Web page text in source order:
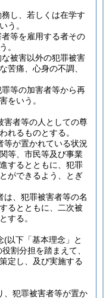
し、若しくは在学す
う。
等を雇用する者その
。
被害以外の犯罪被害
苦痛、心身の不調、
等の加害者等から再
をいう。
害者等の人としての尊
れるものとする。
等が置かれている状況
等、市民等及び事業
するとともに、犯罪
ができるよう、とぎ
は、犯罪被害者等の名
るとともに、二次被
する。
(以下「基本理念」と
割分担を踏まえて、
定し、及び実施する
、犯罪被害者等が置か